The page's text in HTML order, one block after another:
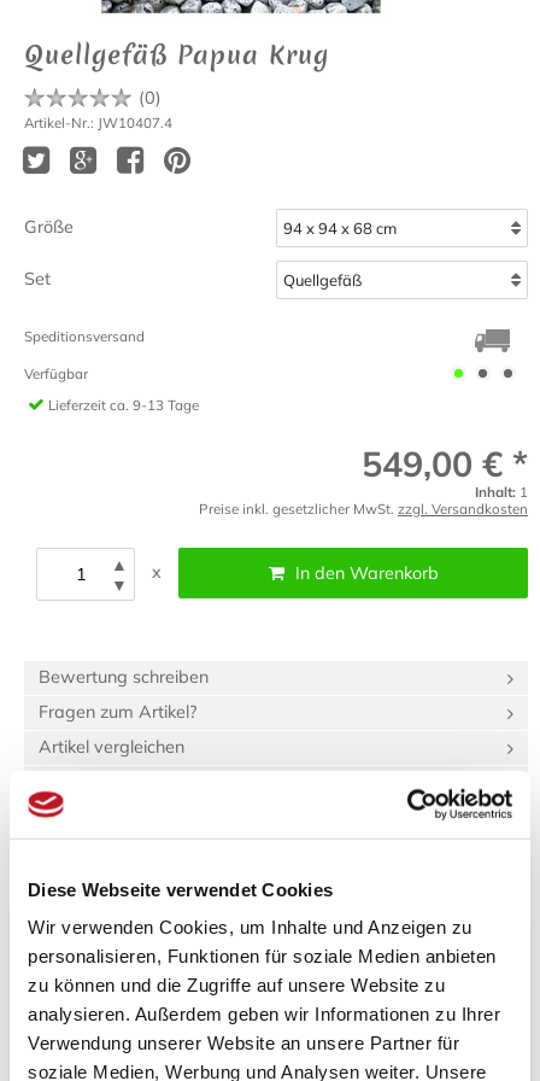
Diese Webseite verwendet Cookies
Wir verwenden Cookies, um Inhalte und Anzeigen zu
personalisieren, Funktionen für soziale Medien anbieten
zu können und die Zugriffe auf unsere Website zu
analysieren. Außerdem geben wir Informationen zu Ihrer
Verwendung unserer Website an unsere Partner für
soziale Medien, Werbung und Analysen weiter. Unsere
Quellgefäß Papua Krug
(0)
Artikel-Nr.: JW10407.4
Größe
Set
Speditionsversand
Verfügbar
Lieferzeit ca. 9-13 Tage
549,00 € *
Inhalt: 1
Preise inkl. gesetzlicher MwSt. zzgl. Versandkosten
▲
▼
x In den Warenkorb
Bewertung schreiben
Fragen zum Artikel?
Artikel vergleichen
Beschreibung Bewertungen (0)
Produktinformationen "Quellgefäß Papua Krug"
Spezifikationen
Länge:
94 cm
Breite:
94 cm